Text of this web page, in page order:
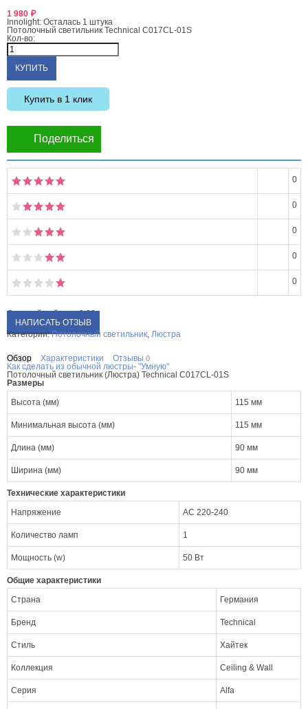
1 980 ₽
Innolight: Осталась 1 штука
Потолочный светильник Technical C017CL-01S
Кол-во:
Купить в 1 клик
Поделиться
0
0
0
0
0
Средний рейтинг:0.00
НАПИСАТЬ ОТЗЫВ
Категории:Потолочный светильник, Люстра
Обзор Характеристики Отзывы 0
Как сделать из обычной люстры- "Умную"
Потолочный светильник (Люстра) Technical C017CL-01S
Размеры
Высота (мм)
115 мм
Минимальная высота (мм) 115 мм
Длина (мм) 90 мм
Ширина (мм) 90 мм
Технические характеристики
Напряжение
AC 220-240
Количество ламп 1
Мощность (w) 50 Вт
Общие характеристики
Страна
Германия
Бренд Technical
Стиль Хайтек
Коллекция Ceiling & Wall
Серия Alfa